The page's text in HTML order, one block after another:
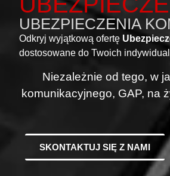
UBEZPIECZENIA
Odkryj wyjątkową ofertę
dostosowane do Twoich
Niezależnie od tego, w
komunikacyjnego, GAP, na
SKONTAKTUJ SIĘ Z NAMI